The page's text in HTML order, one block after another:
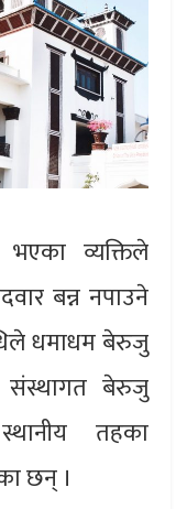
व्यक्तिले
बन्न नपाउने
धमाधम बेरुजु
संस्थागत बेरुजु
तहका
छन् ।